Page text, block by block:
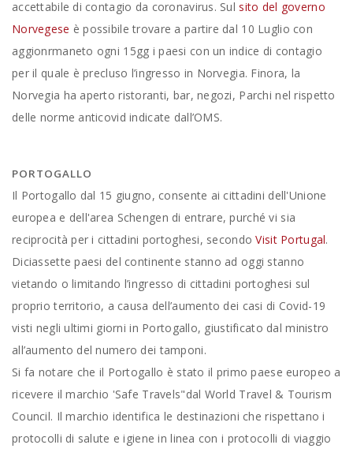
accettabile di contagio da coronavirus. Sul sito del governo
Norvegese è possibile trovare a partire dal 10 Luglio con
aggionrmaneto ogni 15gg i paesi con un indice di contagio
per il quale è precluso l’ingresso in Norvegia. Finora, la
Norvegia ha aperto ristoranti, bar, negozi, Parchi nel rispetto
delle norme anticovid indicate dall’OMS.
PORTOGALLO
Il Portogallo dal 15 giugno, consente ai cittadini dell'Unione
europea e dell'area Schengen di entrare, purché vi sia
reciprocità per i cittadini portoghesi, secondoVisit Portugal.
Diciassette paesi del continente stanno ad oggi stanno
vietando o limitando l’ingresso di cittadini portoghesi sul
proprio territorio, a causa dell’aumento dei casi di Covid-19
visti negli ultimi giorni in Portogallo, giustificato dal ministro
all’aumento del numero dei tamponi.
Si fa notare che il Portogallo è stato il primo paese europeo a
ricevere il marchio 'Safe Travels"dal World Travel & Tourism
Council. Il marchio identifica le destinazioni che rispettano i
protocolli di salute e igiene in linea con i protocolli di viaggio